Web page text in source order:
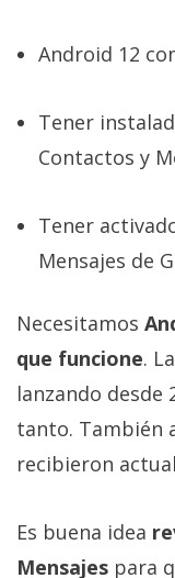
Android 12
Tener
Contactos y
Tener
Mensajes de
Necesitamos
que funcione.
lanzando desde
tanto. También
recibieron
Es buena idea
Mensajes para